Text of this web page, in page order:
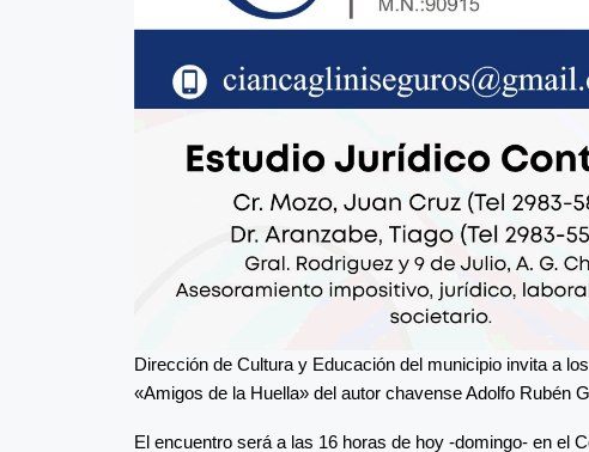
Dirección de Cultura y Educación del municipio invita a
«Amigos de la Huella» del autor chavense Adolfo Rubén
El encuentro será a las 16 horas de hoy -domingo- en el